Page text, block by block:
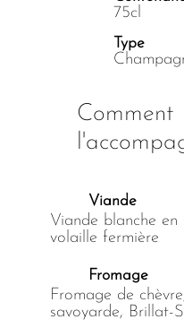
75cl
Type
Comment
Viande
Viande blanche en
volaille fermière
Fromage
Fromage de
savoyarde, Brillat-